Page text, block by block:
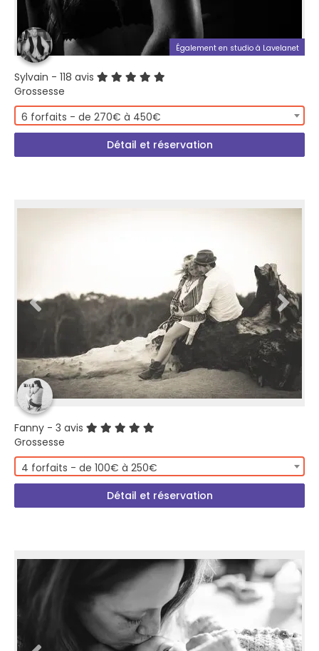
Également en studio à Lavelanet
Sylvain - 118 avis
Grossesse
6 forfaits - de 270€ à 450€
Détail et réservation
Fanny - 3 avis
Grossesse
4 forfaits - de 100€ à 250€
Détail et réservation